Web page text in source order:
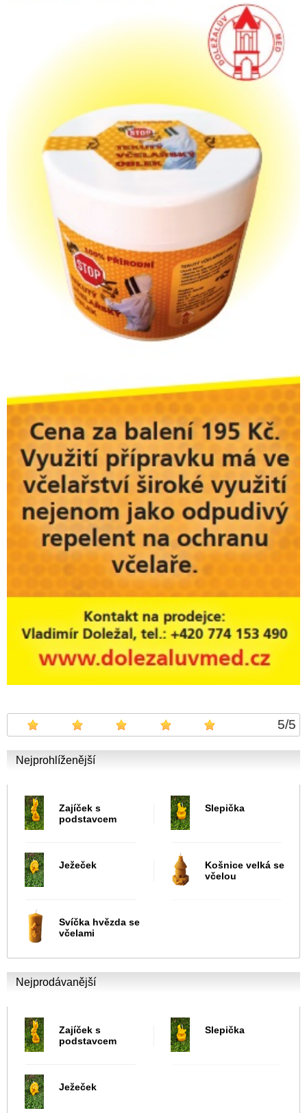
5/5
Nejprohlíženější
Zajíček s
podstavcem
Slepička
Ježeček
Košnice velká se
včelou
Svíčka hvězda se
včelami
Nejprodávanější
Zajíček s
podstavcem
Slepička
Ježeček